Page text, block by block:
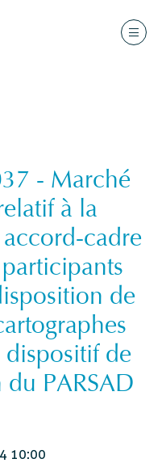
- Marché
à la
cadre
de
dispositif de
PARSAD
10:00